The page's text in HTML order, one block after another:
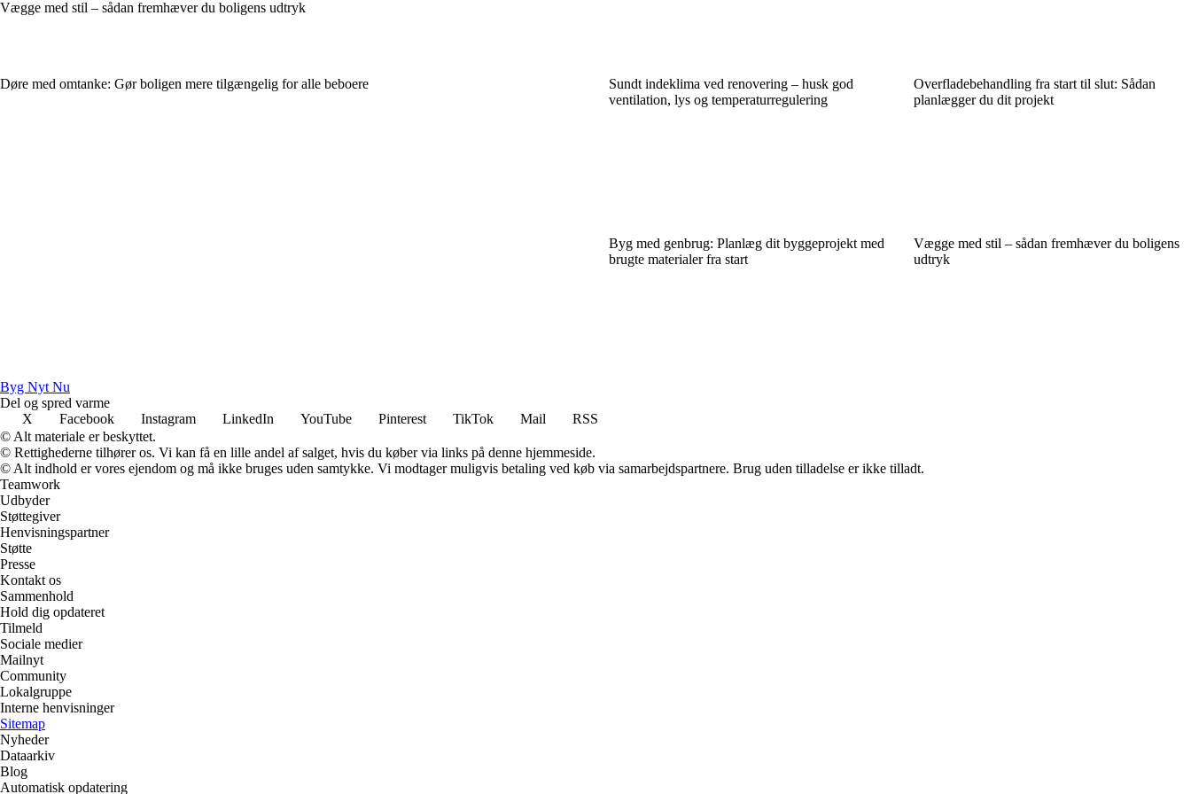
Vægge med stil – sådan fremhæver du boligens udtryk
Døre med omtanke: Gør boligen mere tilgængelig for alle beboere
Sundt indeklima ved renovering – husk god
ventilation, lys og temperaturregulering
Overfladebehandling fra start til slut: Sådan
planlægger du dit projekt
Byg med genbrug: Planlæg dit byggeprojekt med
brugte materialer fra start
Vægge med stil – sådan fremhæver du boligens
udtryk
Byg Nyt Nu
Del og spred varme
X
Facebook Instagram LinkedIn YouTube Pinterest TikTok Mail
RSS
© Alt materiale er beskyttet.
© Rettighederne tilhører os. Vi kan få en lille andel af salget, hvis du køber via links på denne hjemmeside.
© Alt indhold er vores ejendom og må ikke bruges uden samtykke. Vi modtager muligvis betaling ved køb via samarbejdspartnere. Brug uden tilladelse er ikke tilladt.
Teamwork
Udbyder
Støttegiver
Henvisningspartner
Støtte
Presse
Kontakt os
Sammenhold
Hold dig opdateret
Tilmeld
Sociale medier
Mailnyt
Community
Lokalgruppe
Interne henvisninger
Sitemap
Nyheder
Dataarkiv
Blog
Automatisk opdatering